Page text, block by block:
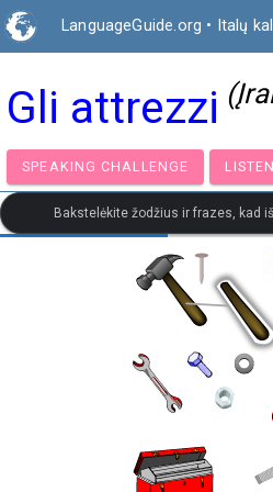
LanguageGuide.org • Italų
Gli attrezzi
SPEAKING CHALLENGE
Bakstelėkite žodžius ir frazes, kad